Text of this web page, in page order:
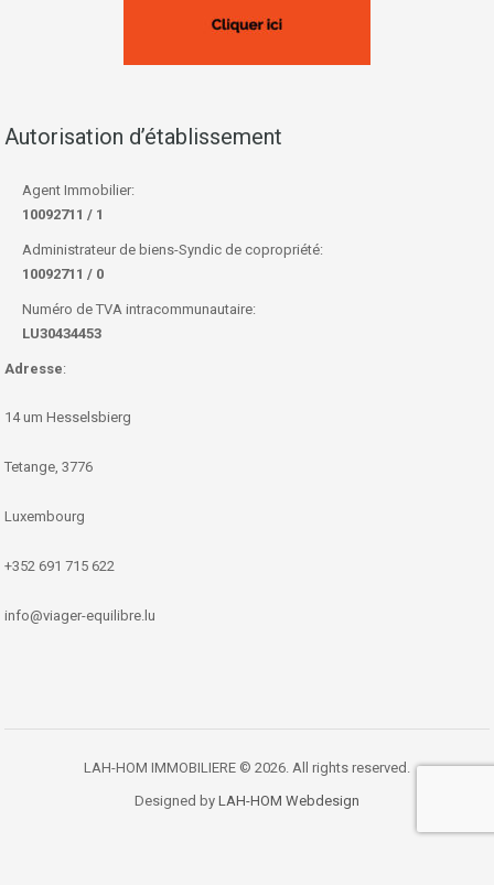
Autorisation d’établissement
Agent Immobilier:
10092711 / 1
Administrateur de biens-Syndic de copropriété:
10092711 / 0
Numéro de TVA intracommunautaire:
LU30434453
Adresse:
14 um Hesselsbierg
Tetange, 3776
Luxembourg
+352 691 715 622
info@viager-equilibre.lu
LAH-HOM IMMOBILIERE © 2026. All rights reserved.
Designed by LAH-HOM Webdesign